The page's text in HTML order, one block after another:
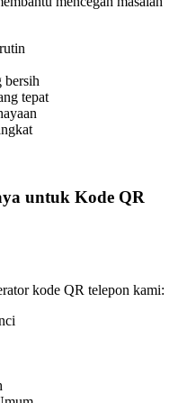
bersih
tepat
untuk Kode QR
kode QR telepon kami: